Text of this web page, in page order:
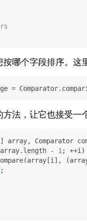
哪个字段排序。这
=
法，让它也接受一
array, Comparator
- 1 ;
;